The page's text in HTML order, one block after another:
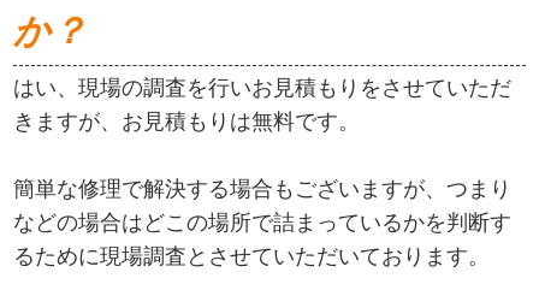
か？
はい、現場の調査を行いお見積もりをさせていただ
きますが、お見積もりは無料です。
簡単な修理で解決する場合もございますが、つまり
などの場合はどこの場所で詰まっているかを判断す
るために現場調査とさせていただいております。